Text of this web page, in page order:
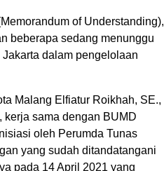
of Understanding),
beberapa sedang menunggu
dalam pengelolaan
Malang Elfiatur Roikhah, SE.,
kerja sama dengan BUMD
oleh Perumda Tunas
yang sudah ditandatangani
pada 14 April 2021 yang